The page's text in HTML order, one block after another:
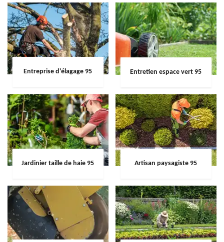
Entreprise d'élagage 95 Entretien espace vert 95
Jardinier taille de haie 95 Artisan paysagiste 95